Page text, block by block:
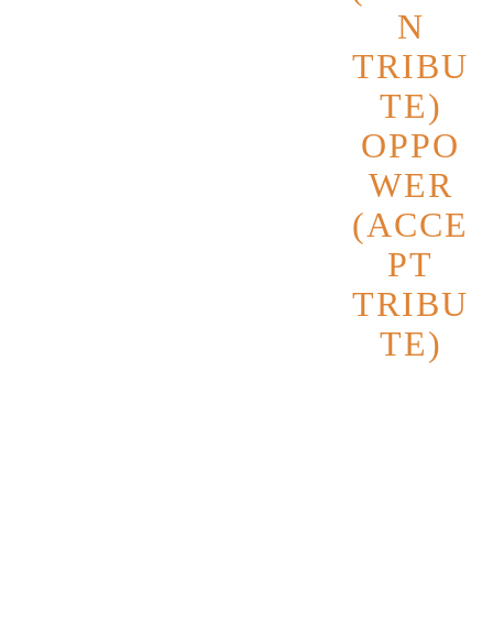
N
TRIBU
TE)
OPPO
WER
(ACCE
PT
TRIBU
TE)